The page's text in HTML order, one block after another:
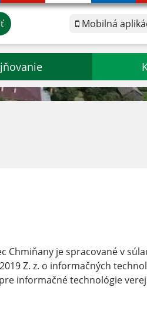
Mobilná
Chmiňany je spracované v
Z. z. o informačných
informačné technológie